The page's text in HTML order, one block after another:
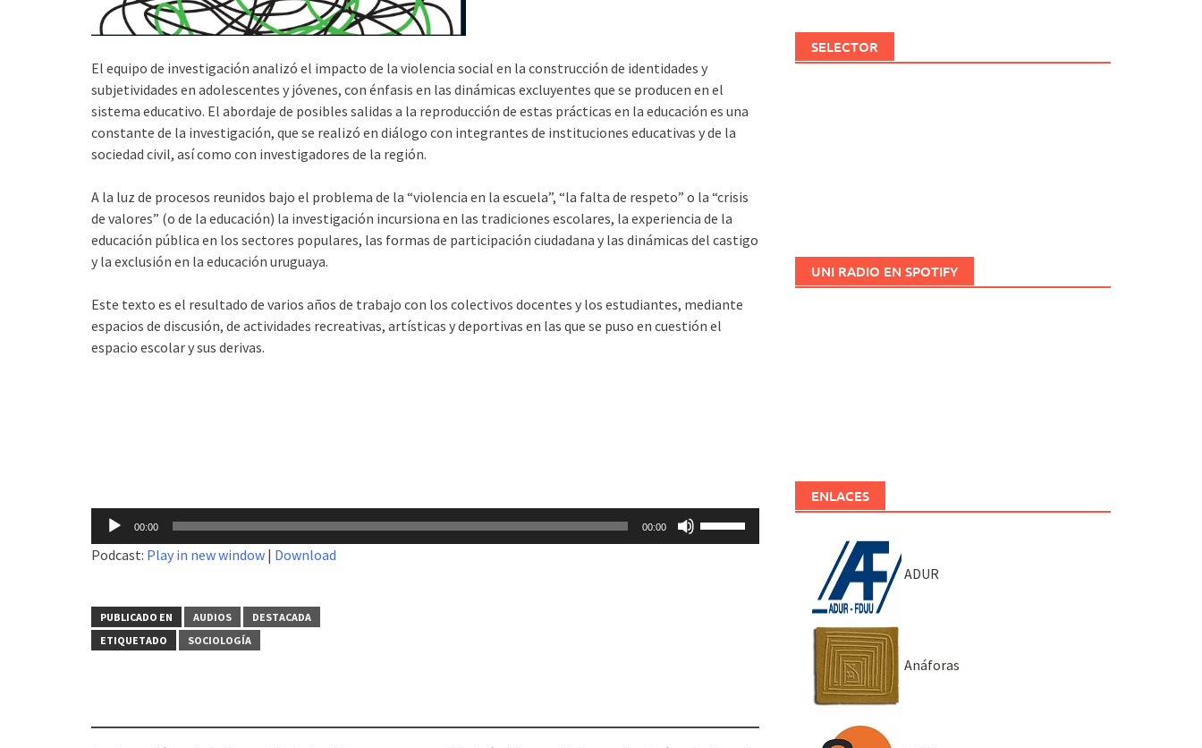
El equipo de investigación analizó el impacto de la violencia social en la construcción de identidades y
subjetividades en adolescentes y jóvenes, con énfasis en las dinámicas excluyentes que se producen en el
sistema educativo. El abordaje de posibles salidas a la reproducción de estas prácticas en la educación es una
constante de la investigación, que se realizó en diálogo con integrantes de instituciones educativas y de la
sociedad civil, así como con investigadores de la región.
A la luz de procesos reunidos bajo el problema de la “violencia en la escuela”, “la falta de respeto” o la “crisis
de valores” (o de la educación) la investigación incursiona en las tradiciones escolares, la experiencia de la
educación pública en los sectores populares, las formas de participación ciudadana y las dinámicas del castigo
y la exclusión en la educación uruguaya.
Este texto es el resultado de varios años de trabajo con los colectivos docentes y los estudiantes, mediante
espacios de discusión, de actividades recreativas, artísticas y deportivas en las que se puso en cuestión el
espacio escolar y sus derivas.
Reproductor
de
audio
00:00 00:00
el
Podcast: Play in new window | Download
PUBLICADO EN AUDIOS
DESTACADA
ETIQUETADO
SOCIOLOGÍA
SELECTOR
UNI RADIO EN SPOTIFY
ENLACES
ADUR
Anáforas